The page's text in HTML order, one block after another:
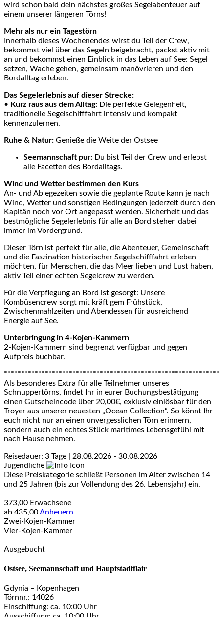
wird schon bald dein nächstes großes Segelabenteuer auf
einem unserer längeren Törns!
Mehr als nur ein Tagestörn
Innerhalb dieses Wochenendes wirst du Teil der Crew,
bekommst viel über das Segeln beigebracht, packst aktiv mit
an und bekommst einen Einblick in das Leben auf See: Segel
setzen, Wache gehen, gemeinsam manövrieren und den
Bordalltag erleben.
Das Segelerlebnis auf dieser Strecke:
• Kurz raus aus dem Alltag: Die perfekte Gelegenheit,
traditionelle Segelschifffahrt intensiv und kompakt
kennenzulernen.
Ruhe & Natur: Genieße die Weite der Ostsee
Seemannschaft pur: Du bist Teil der Crew und erlebst
alle Facetten des Bordalltags.
Wind und Wetter bestimmen den Kurs
An- und Ablegezeiten sowie die geplante Route kann je nach
Wind, Wetter und sonstigen Bedingungen jederzeit durch den
Kapitän noch vor Ort angepasst werden. Sicherheit und das
bestmögliche Segelerlebnis für alle an Bord stehen dabei
immer im Vordergrund.
Dieser Törn ist perfekt für alle, die Abenteuer, Gemeinschaft
und die Faszination historischer Segelschifffahrt erleben
möchten, für Menschen, die das Meer lieben und Lust haben,
aktiv Teil einer echten Segelcrew zu werden.
Für die Verpflegung an Bord ist gesorgt: Unsere
Kombüsencrew sorgt mit kräftigem Frühstück,
Zwischenmahlzeiten und Abendessen für ausreichend
Energie auf See.
Unterbringung in 4-Kojen-Kammern
2-Kojen-Kammern sind begrenzt verfügbar und gegen
Aufpreis buchbar.
Als besonderes Extra für alle Teilnehmer unseres
Schnuppertörns, findet Ihr in eurer Buchungsbestätigung
einen Gutscheincode über 20,00€, exklusiv einlösbar für den
Troyer aus unserer neuesten „Ocean Collection“. So könnt Ihr
euch nicht nur an einen unvergesslichen Törn erinnern,
sondern auch ein echtes Stück maritimes Lebensgefühl mit
nach Hause nehmen.
Reisedauer: 3 Tage | 28.08.2026 - 30.08.2026
Jugendliche
Diese Preiskategorie schließt Personen im Alter zwischen 14
und 25 Jahren (bis zur Vollendung des 26. Lebensjahr) ein.
373,00 Erwachsene
ab 435,00Anheuern
Zwei-Kojen-Kammer
Vier-Kojen-Kammer
Ausgebucht
Ostsee, Seemannschaft und Hauptstadtflair
Gdynia – Kopenhagen
Törnnr.: 14026
Einschiffung: ca. 10:00 Uhr